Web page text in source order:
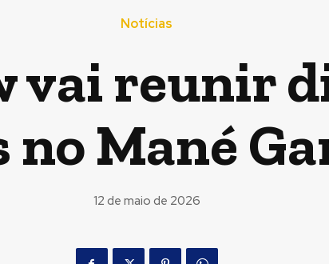
Notícias
vai reunir
no Mané
12 de maio de 2026